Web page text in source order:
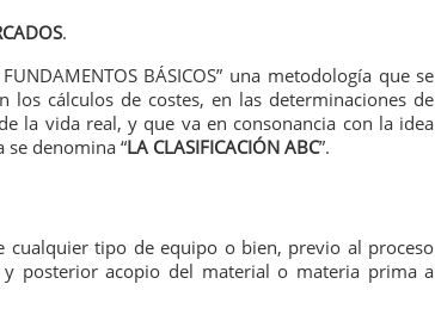
por la inteligencia artificial
si estás empezando a invertir 20/09/2024
interés clave en septiembre para reducir la
al oro en lo que queda de 2024? 02/09/2024
.
BÁSICOS” una metodología que se
los cálculos de costes, en las determinaciones de
la vida real, y que va en consonancia con la idea
denomina “LA CLASIFICACIÓN ABC”.
cualquier tipo de equipo o bien, previo al proceso
posterior acopio del material o materia prima a